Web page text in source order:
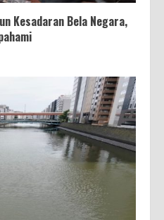
Kesadaran Bela Negara,